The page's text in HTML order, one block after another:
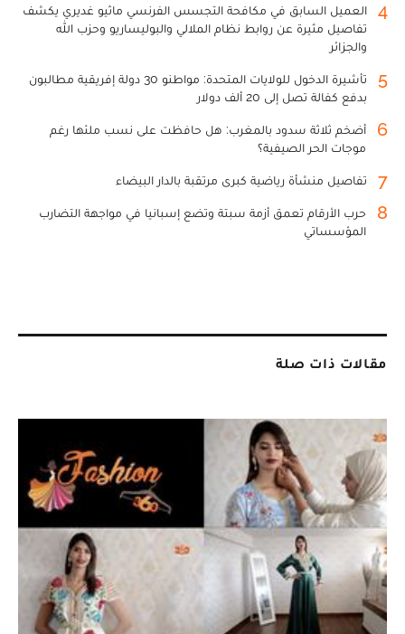
4
العميل السابق في مكافحة التجسس الفرنسي ماثيو غديري يكشف
تفاصيل مثيرة عن روابط نظام الملالي والبوليساريو وحزب الله
والجزائر
5
تأشيرة الدخول للولايات المتحدة: مواطنو 30 دولة إفريقية مطالبون
بدفع كفالة تصل إلى 20 ألف دولار
6
أضخم ثلاثة سدود بالمغرب: هل حافظت على نسب ملئها رغم
موجات الحر الصيفية؟
7 تفاصيل منشأة رياضية كبرى مرتقبة بالدار البيضاء
8
حرب الأرقام تعمق أزمة سبتة وتضع إسبانيا في مواجهة التضارب
المؤسساتي
مقالات ذات صلة